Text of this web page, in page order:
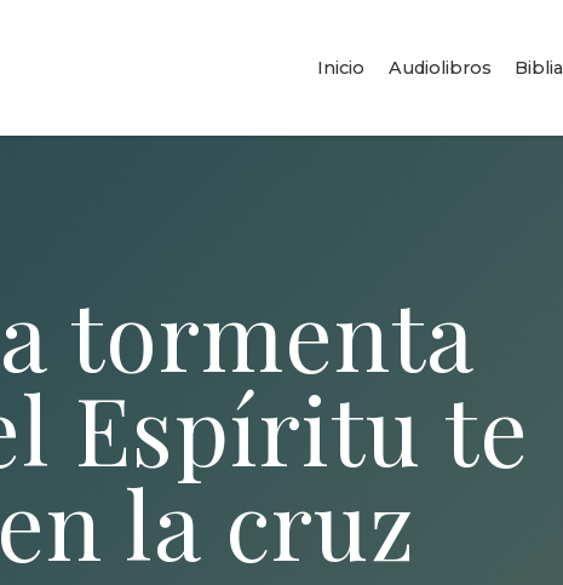
Inicio Audiolibros Biblia
tormenta
Espíritu te
la cruz